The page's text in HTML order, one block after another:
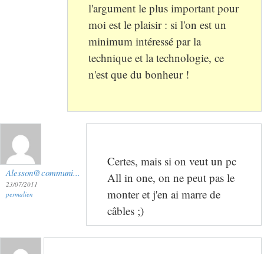
l'argument le plus important pour
moi est le plaisir : si l'on est un
minimum intéressé par la
technique et la technologie, ce
n'est que du bonheur !
Alesson@communi...
23/07/2011
permalien
Certes, mais si on veut un pc
All in one, on ne peut pas le
monter et j'en ai marre de
câbles ;)